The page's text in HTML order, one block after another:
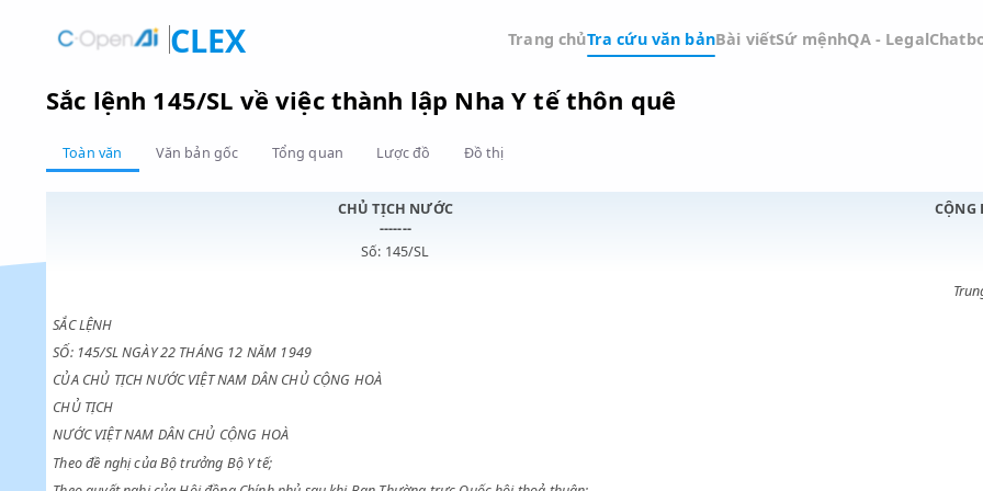
CLEX Trang chủTra cứu văn bảnBài viếtSứ mệnhQA
Sắc lệnh 145/SL về việc thành lập Nha Y tế thôn quê
Toàn văn
CHỦ TỊCH NƯỚC
-------
SẮC LỆNH
SỐ: 145/SL NGÀY 22 THÁNG 12 NĂM 1949
CỦA CHỦ TỊCH NƯỚC VIỆT NAM DÂN CHỦ CỘNG HOÀ
CHỦ TỊCH
NƯỚC VIỆT NAM DÂN CHỦ CỘNG HOÀ